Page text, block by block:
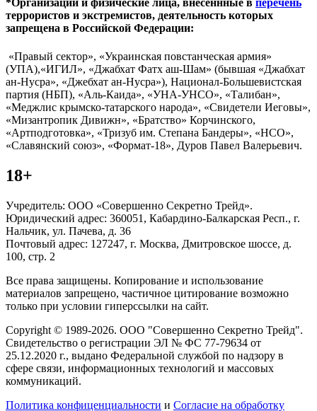
*Организации и физические лица, внесённные в перечень
террористов и экстремистов, деятельность которых
запрещена в Российской Федерации:
«Правый сектор», «Украинская повстанческая армия»
(УПА),«ИГИЛ», «Джабхат Фатх аш-Шам» (бывшая «Джабхат
ан-Нусра», «Джебхат ан-Нусра»), Национал-Большевистская
партия (НБП), «Аль-Каида», «УНА-УНСО», «Талибан»,
«Меджлис крымско-татарского народа», «Свидетели Иеговы»,
«Мизантропик Дивижн», «Братство» Корчинского,
«Артподготовка», «Тризуб им. Степана Бандеры», «НСО»,
«Славянский союз», «Формат-18», Дуров Павел Валерьевич.
18+
Учредитель: ООО «Совершенно Секретно Трейд».
Юридический адрес: 360051, Кабардино-Балкарская Респ., г.
Нальчик, ул. Пачева, д. 36
Почтовый адрес: 127247, г. Москва, Дмитровское шоссе, д.
100, стр. 2
Все права защищены. Копирование и использование
материалов запрещено, частичное цитирование возможно
только при условии гиперссылки на сайт.
Copyright © 1989-2026. ООО "Совершенно Секретно Трейд".
Свидетельство о регистрации ЭЛ № ФС 77-79634 от
25.12.2020 г., выдано Федеральной службой по надзору в
сфере связи, информационных технологий и массовых
коммуникаций.
Политика конфиценциальности и Согласие на обработку